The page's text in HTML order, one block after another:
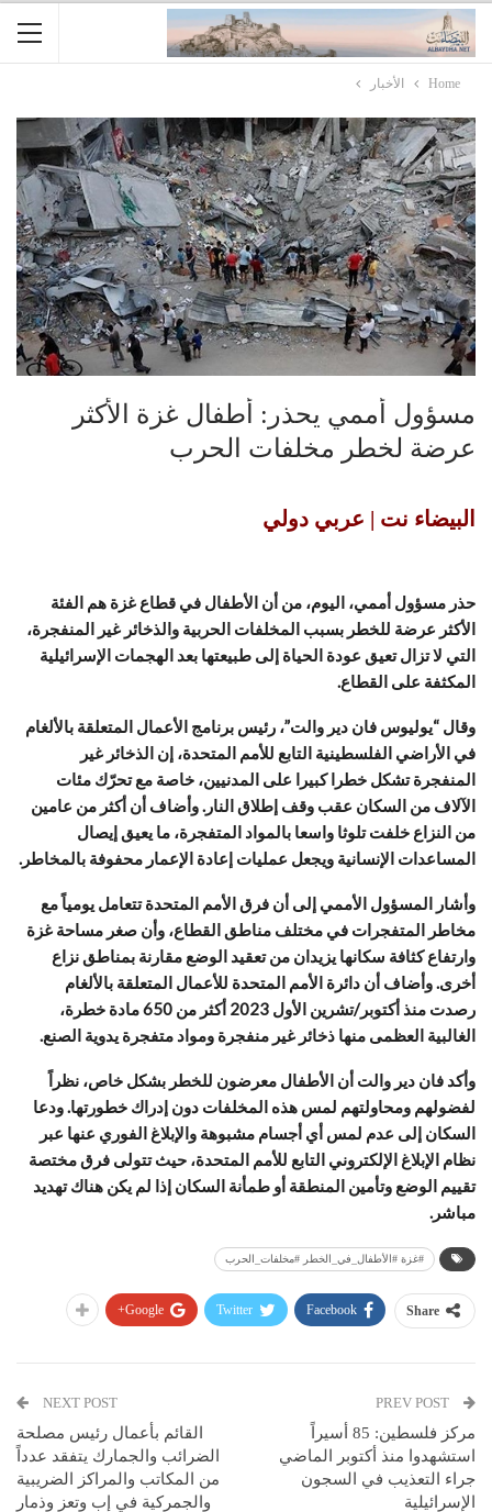
Home الأخبار
مسؤول أممي يحذر: أطفال غزة الأكثر
عرضة لخطر مخلفات الحرب
البيضاء نت | عربي دولي
حذر مسؤول أممي، اليوم، من أن الأطفال في قطاع غزة هم الفئة
الأكثر عرضة للخطر بسبب المخلفات الحربية والذخائر غير المنفجرة،
التي لا تزال تعيق عودة الحياة إلى طبيعتها بعد الهجمات الإسرائيلية
المكثفة على القطاع.
وقال “يوليوس فان دير والت”، رئيس برنامج الأعمال المتعلقة بالألغام
في الأراضي الفلسطينية التابع للأمم المتحدة، إن الذخائر غير
المنفجرة تشكل خطرا كبيرا على المدنيين، خاصة مع تحرّك مئات
الآلاف من السكان عقب وقف إطلاق النار. وأضاف أن أكثر من عامين
من النزاع خلفت تلوثا واسعا بالمواد المتفجرة، ما يعيق إيصال
المساعدات الإنسانية ويجعل عمليات إعادة الإعمار محفوفة بالمخاطر.
وأشار المسؤول الأممي إلى أن فرق الأمم المتحدة تتعامل يومياً مع
مخاطر المتفجرات في مختلف مناطق القطاع، وأن صغر مساحة غزة
وارتفاع كثافة سكانها يزيدان من تعقيد الوضع مقارنة بمناطق نزاع
أخرى. وأضاف أن دائرة الأمم المتحدة للأعمال المتعلقة بالألغام
رصدت منذ أكتوبر/تشرين الأول 2023 أكثر من 650 مادة خطرة،
الغالبية العظمى منها ذخائر غير منفجرة ومواد متفجرة يدوية الصنع.
وأكد فان دير والت أن الأطفال معرضون للخطر بشكل خاص، نظراً
لفضولهم ومحاولتهم لمس هذه المخلفات دون إدراك خطورتها. ودعا
السكان إلى عدم لمس أي أجسام مشبوهة والإبلاغ الفوري عنها عبر
نظام الإبلاغ الإلكتروني التابع للأمم المتحدة، حيث تتولى فرق مختصة
تقييم الوضع وتأمين المنطقة أو طمأنة السكان إذا لم يكن هناك تهديد
مباشر.
#غزة #الأطفال_في_الخطر #مخلفات_الحرب
Share
Facebook
Twitter
Google+
مركز فلسطين: 85 أسيراً
استشهدوا منذ أكتوبر الماضي
جراء التعذيب في السجون
الإسرائيلية
NEXT POST
القائم بأعمال رئيس مصلحة
الضرائب والجمارك يتفقد عدداً
من المكاتب والمراكز الضريبية
والجمركية في إب وتعز وذمار